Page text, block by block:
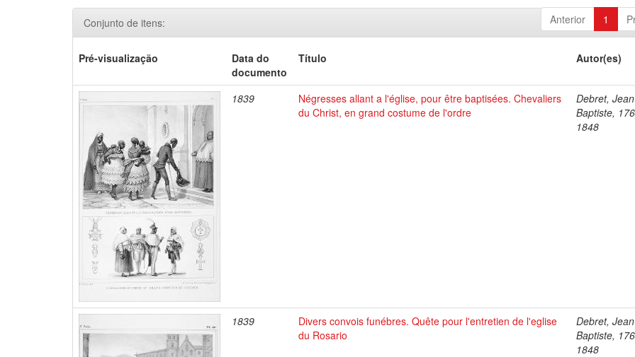
Anterior 1
Conjunto de itens:
Pré-visualização
Data do
documento
Título Autor(es)
1839
Négresses allant a l'église, pour être baptisées. Chevaliers
du Christ, en grand costume de l'ordre
Debret, Jean
Baptiste,
1848
1839
Divers convois funébres. Quête pour l'entretien de l'eglise
du Rosario
Debret, Jean
Baptiste,
1848